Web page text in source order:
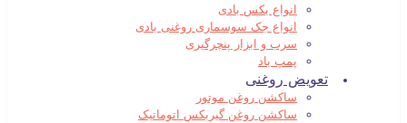
انواع بکس بادی
انواع جک سوسماری روغنی بادی
سرب و ابزار پنچرگیری
پمپ باد
تعویض روغنی
ساکشن روغن موتور
ساکشن روغن گیربکس اتوماتیک